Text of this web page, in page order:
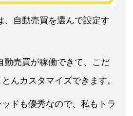
、自動売買を選んで設定す
動売買が稼働できて、こだ
んカスタマイズできます。
ドも優秀なので、私もトラ